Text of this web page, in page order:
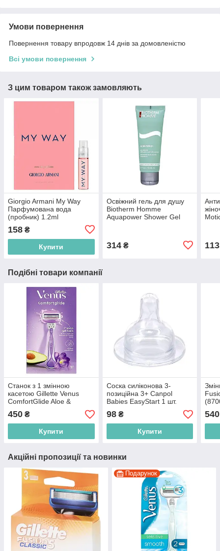
Умови повернення
Повернення товару впродовж 14 днів за домовленістю
Всі умови повернення
З цим товаром також замовляють
Giorgio Armani My Way
Парфумована вода
(пробник) 1.2ml
158 ₴
Купити
Освіжний гель для душу
Biotherm Homme
Aquapower Shower Gel
314₴ 113
Подібні товари компанії
Станок з 1 змінною
касетою Gillette Venus
ComfortGlide Aloe &
Freesia scent
(4987176179272)
450 ₴
Купити
Соска силіконова 3-
позиційна 3+ Canpol
Babies EasyStart 1 шт.
(5903407217246)
98₴
Купити
540
Акційні пропозиції та новинки
Подарунок